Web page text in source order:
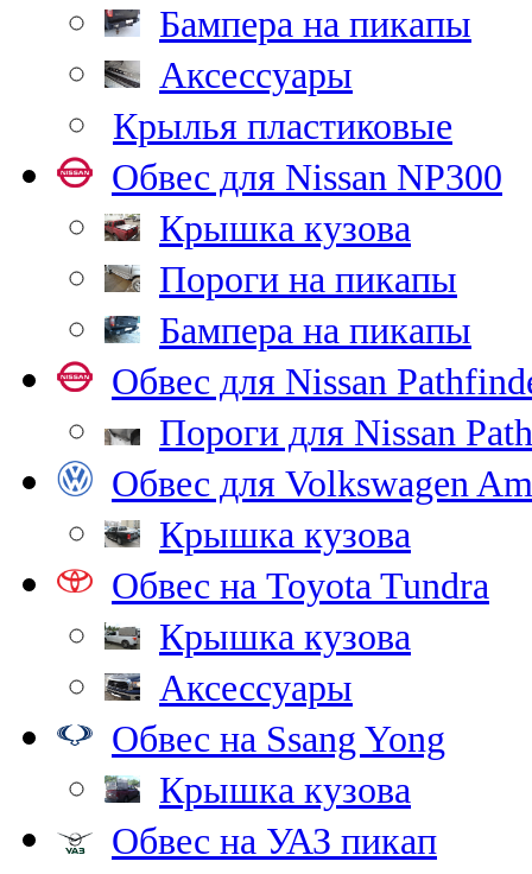
Бампера на пикапы
Аксессуары
Крылья пластиковые
Обвес для Nissan NP300
Крышка кузова
Пороги на пикапы
Бампера на пикапы
Обвес для Nissan
Пороги для Nissan
Обвес для Volkswagen
Крышка кузова
Обвес на Toyota Tundra
Крышка кузова
Аксессуары
Обвес на Ssang Yong
Крышка кузова
Обвес на УАЗ пикап